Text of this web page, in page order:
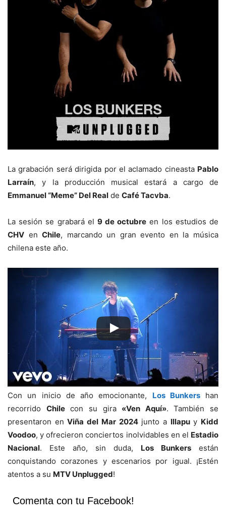
La grabación será dirigida por el aclamado cineasta Pablo
Larraín, y la producción musical estará a cargo de
Emmanuel “Meme” Del Real de Café Tacvba.
La sesión se grabará el 9 de octubre en los estudios de
CHV enChile, marcando un gran evento en la música
chilena este año.
Con un inicio de año emocionante, Los Bunkershan
recorrido Chilecon su gira «Ven Aquí». También se
presentaron enViña del Mar 2024junto a Illapuy Kidd
Voodoo, y ofrecieron conciertos inolvidables en el Estadio
Nacional. Este año, sin duda, Los Bunkers están
conquistando corazones y escenarios por igual. ¡Estén
atentos a su MTV Unplugged!
Comenta con tu Facebook!